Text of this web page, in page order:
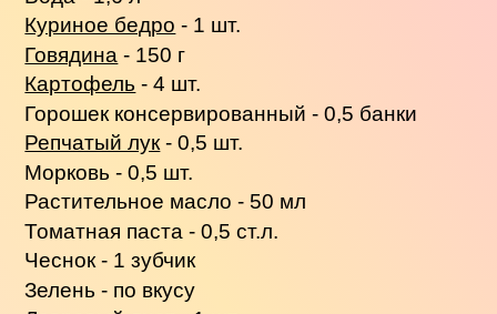
Куриное бедро - 1 шт.
Говядина - 150 г
Картофель - 4 шт.
Горошек консервированный - 0,5 банки
Репчатый лук- 0,5 шт.
Морковь - 0,5 шт.
Растительное масло - 50 мл
Томатная паста - 0,5 ст.л.
Чеснок - 1 зубчик
Зелень - по вкусу